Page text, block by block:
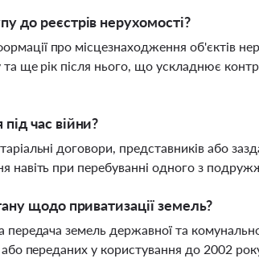
до реєстрів нерухомості?
про місцезнаходження об'єктів
ще рік після нього, що ускладнює
час війни?
договори, представників або
навіть при перебуванні одного з
щодо приватизації земель?
земель державної та
переданих у користування до 2002